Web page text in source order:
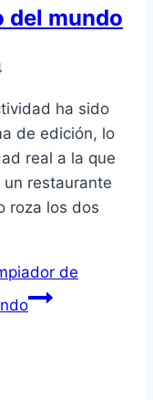
del mundo
ha sido
de edición, lo
real a la que
restaurante
roza los dos
de